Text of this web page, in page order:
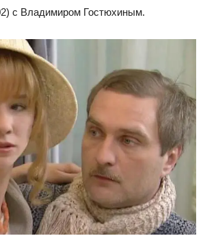
с Владимиром Гостюхиным.